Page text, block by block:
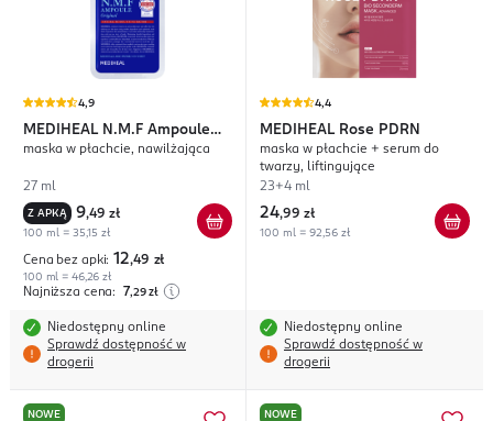
4,9
MEDIHEAL N.M.F Ampoule
Original
maska w płachcie, nawilżająca
27 ml
Z APKĄ 9,49 zł
100 ml = 35,15 zł
Cena bez apki: 12,49 zł
100 ml = 46,26 zł
Najniższa cena: 7,29 zł
Niedostępny online
Sprawdź dostępność w
drogerii
4,4
MEDIHEAL Rose PDRN
maska w płachcie + serum do
twarzy, liftingujące
23+4 ml
24,99 zł
100 ml = 92,56 zł
Niedostępny online
Sprawdź dostępność w
drogerii
NOWE NOWE